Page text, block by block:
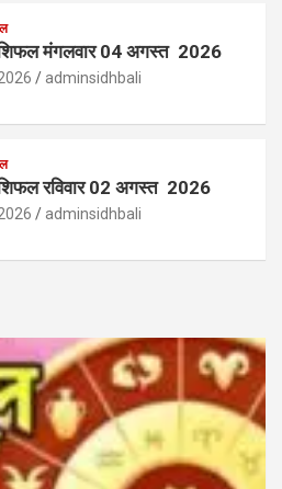
मंगलवार 04 अगस्त 2026
adminsidhbali
रविवार 02 अगस्त 2026
adminsidhbali